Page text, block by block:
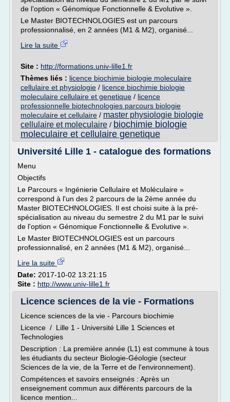
de l'option « Génomique Fonctionnelle & Evolutive ».
Le Master BIOTECHNOLOGIES est un parcours
professionnalisé, en 2 années (M1 & M2), organisé...
Lire la suite
Site : http://formations.univ-lille1.fr
Thèmes liés : licence biochimie biologie moleculaire
cellulaire et physiologie / licence biochimie biologie
moleculaire cellulaire et genetique / licence
professionnelle biotechnologies parcours biologie
moleculaire et cellulaire / master physiologie biologie
cellulaire et moleculaire / biochimie biologie
moleculaire et cellulaire genetique
Université Lille 1 - catalogue des formations
Menu
Objectifs
Le Parcours « Ingénierie Cellulaire et Moléculaire »
correspond à l'un des 2 parcours de la 2ème année du
Master BIOTECHNOLOGIES. Il est choisi suite à la pré-
spécialisation au niveau du semestre 2 du M1 par le suivi
de l'option « Génomique Fonctionnelle & Evolutive ».
Le Master BIOTECHNOLOGIES est un parcours
professionnalisé, en 2 années (M1 & M2), organisé...
Lire la suite
Date: 2017-10-02 13:21:15
Site : http://www.univ-lille1.fr
Licence sciences de la vie - Formations
Licence sciences de la vie - Parcours biochimie
Licence / Lille 1 - Université Lille 1 Sciences et
Technologies
Description : La première année (L1) est commune à tous
les étudiants du secteur Biologie-Géologie (secteur
Sciences de la vie, de la Terre et de l'environnement).
Compétences et savoirs enseignés : Après un
enseignement commun aux différents parcours de la
licence mention...